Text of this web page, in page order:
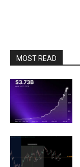
MOST READ